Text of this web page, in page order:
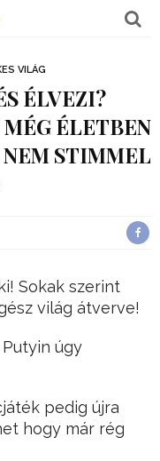
VILÁG
ÉLVEZI?
ÉLETBEN
STIMMEL
Sokak szerint
világ átverve!
úgy
pedig újra
hogy már rég